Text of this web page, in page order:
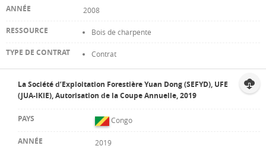
2008
Bois de charpente
Contrat
La Société d’Exploitation Forestière Yuan Dong (SEFYD), UFE
(JUA-IKIE), Autorisation de la Coupe Annuelle, 2019
Congo
2019